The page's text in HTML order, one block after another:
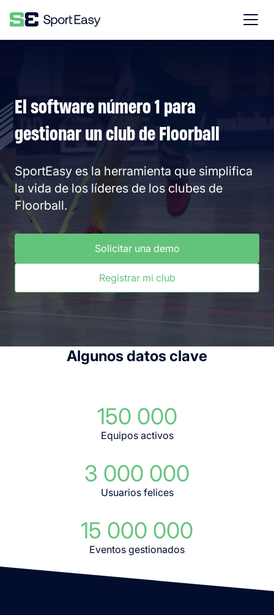
El software número 1 para
gestionar un club de Floorball
SportEasy es la herramienta que simplifica
la vida de los líderes de los clubes de
Floorball.
Solicitar una demo
Registrar mi club
Algunos datos clave
150 000
Equipos activos
3 000 000
Usuarios felices
15 000 000
Eventos gestionados